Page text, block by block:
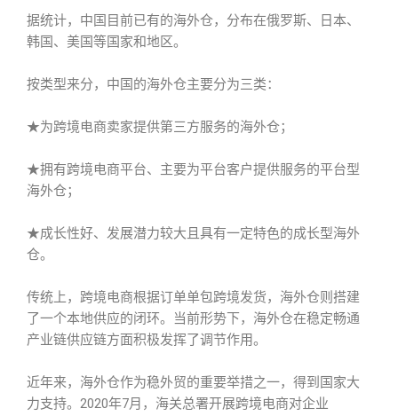
据统计，中国目前已有的海外仓，分布在俄罗斯、日本、
韩国、美国等国家和地区。
按类型来分，中国的海外仓主要分为三类：
★为跨境电商卖家提供第三方服务的海外仓；
★拥有跨境电商平台、主要为平台客户提供服务的平台型
海外仓；
★成长性好、发展潜力较大且具有一定特色的成长型海外
仓。
传统上，跨境电商根据订单单包跨境发货，海外仓则搭建
了一个本地供应的闭环。当前形势下，海外仓在稳定畅通
产业链供应链方面积极发挥了调节作用。
近年来，海外仓作为稳外贸的重要举措之一，得到国家大
力支持。2020年7月，海关总署开展跨境电商对企业